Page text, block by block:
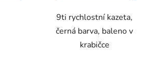
9ti rychlostní kazeta,
černá barva, baleno v
krabičce